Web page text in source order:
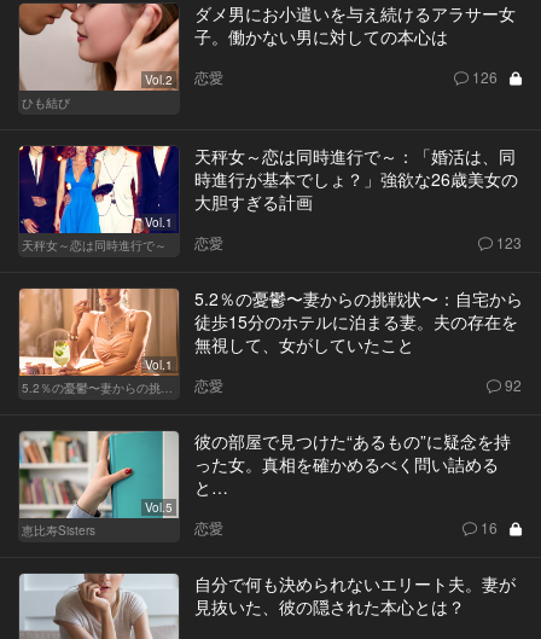
Vol.2
ひも結び
ダメ男にお小遣いを与え続けるアラサー女
子。働かない男に対しての本心は
恋愛 126
Vol.1
天秤女～恋は同時進行で～
天秤女～恋は同時進行で～：「婚活は、同
時進行が基本でしょ？」強欲な26歳美女の
大胆すぎる計画
恋愛 123
Vol.1
5.2％の憂鬱〜妻からの挑戦状〜
5.2％の憂鬱〜妻からの挑戦状〜：自宅から
徒歩15分のホテルに泊まる妻。夫の存在を
無視して、女がしていたこと
恋愛 92
Vol.5
恵比寿Sisters
彼の部屋で見つけた“あるもの”に疑念を持
った女。真相を確かめるべく問い詰める
と…
恋愛 16
自分で何も決められないエリート夫。妻が
見抜いた、彼の隠された本心とは？